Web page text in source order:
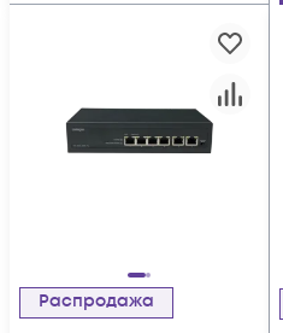
Распродажа